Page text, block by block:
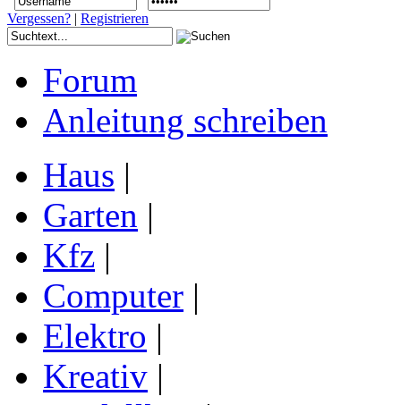
Vergessen? | Registrieren
Forum
Anleitung schreiben
Haus |
Garten |
Kfz |
Computer |
Elektro |
Kreativ |